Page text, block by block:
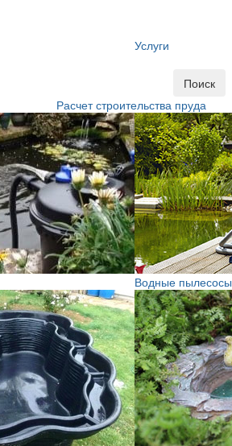
Услуги
Поиск
Расчет строительства пруда
Водные пылесосы